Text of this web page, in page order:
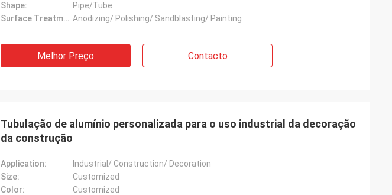
Shape:
Pipe/Tube
Surface Treatment: Anodizing/ Polishing/ Sandblasting/ Painting
Melhor Preço Contacto
Tubulação de alumínio personalizada para o uso industrial da decoração
da construção
Application:
Industrial/ Construction/ Decoration
Size:
Customized
Color:
Customized